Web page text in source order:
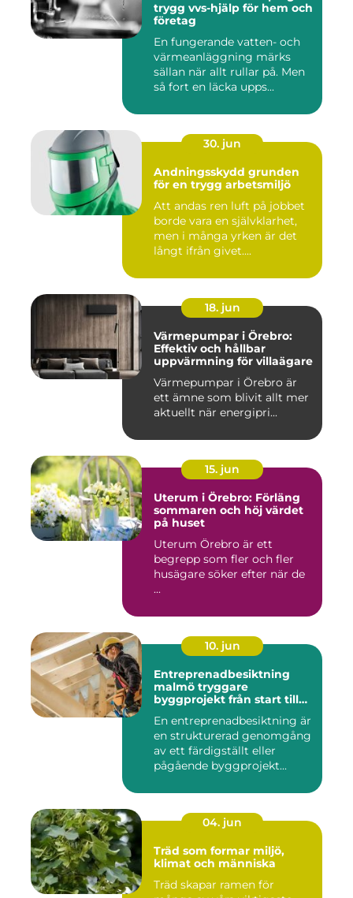
trygg vvs-hjälp för hem och
företag
En fungerande vatten- och
värmeanläggning märks
sällan när allt rullar på. Men
så fort en läcka upps...
30. jun
Andningsskydd grunden
för en trygg arbetsmiljö
Att andas ren luft på jobbet
borde vara en självklarhet,
men i många yrken är det
långt ifrån givet....
18. jun
Värmepumpar i Örebro:
Effektiv och hållbar
uppvärmning för villaägare
Värmepumpar i Örebro är
ett ämne som blivit allt mer
aktuellt när energipri...
15. jun
Uterum i Örebro: Förläng
sommaren och höj värdet
på huset
Uterum Örebro är ett
begrepp som fler och fler
husägare söker efter när de
...
10. jun
Entreprenadbesiktning
malmö tryggare
byggprojekt från start till
En entreprenadbesiktning är
en strukturerad genomgång
av ett färdigställt eller
pågående byggprojekt...
04. jun
Träd som formar miljö,
klimat och människa
Träd skapar ramen för